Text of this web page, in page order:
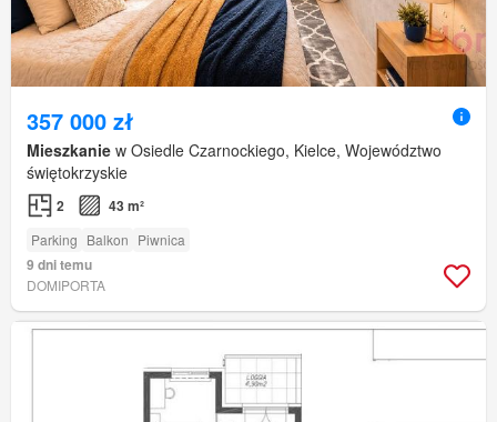
357 000 zł
Mieszkanie w Osiedle Czarnockiego, Kielce, Województwo
świętokrzyskie
2 43 m²
Parking Balkon Piwnica
9 dni temu
DOMIPORTA